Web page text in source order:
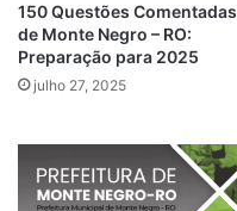
150 Questões Comentadas
de Monte Negro – RO:
Preparação para 2025
julho 27, 2025